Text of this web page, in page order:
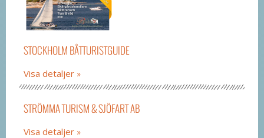
STOCKHOLM BÅTTURISTGUIDE
Visa detaljer
STRÖMMA TURISM & SJÖFART AB
Visa detaljer